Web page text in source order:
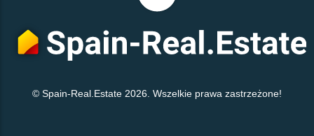
© Spain-Real.Estate 2026. Wszelkie prawa zastrzeżone!